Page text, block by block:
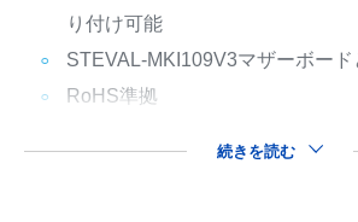
り付け可能
STEVAL-MKI109V3マザーボー
RoHS準拠
続きを読む